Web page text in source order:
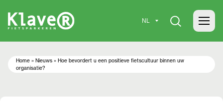
Home » Nieuws » Hoe bevordert u een positieve fietscultuur binnen uw
organisatie?